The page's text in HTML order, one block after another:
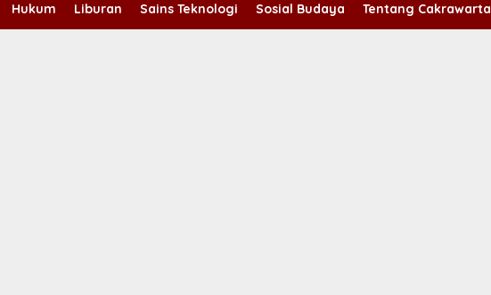
Hukum Liburan Sains Teknologi Sosial Budaya Tentang Cakrawarta